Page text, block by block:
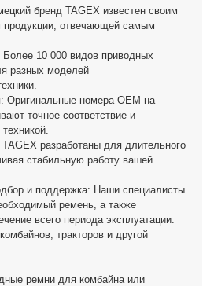
бренд TAGEX известен своим
продукции, отвечающей самым
10 000 видов приводных
разных моделей
Оригинальные номера OEM на
точное соответствие и
разработаны для длительного
стабильную работу вашей
и поддержка: Наши специалисты
ремень, а также
всего периода эксплуатации.
тракторов и другой
ремни для комбайна или